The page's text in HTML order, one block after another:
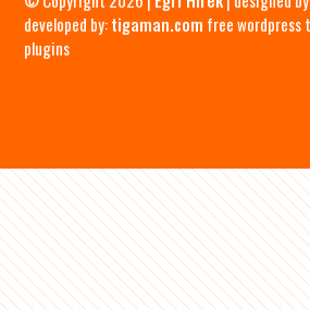
developed by:tigaman.com free wordpress
plugins